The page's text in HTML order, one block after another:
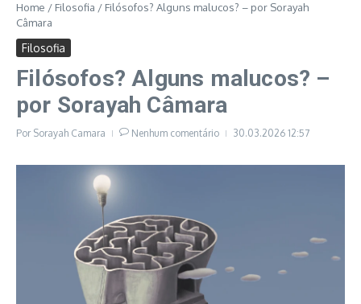
Home / Filosofia / Filósofos? Alguns malucos? – por Sorayah
Câmara
Filosofia
Filósofos? Alguns malucos? –
por Sorayah Câmara
Por Sorayah Camara Nenhum comentário 30.03.2026 12:57